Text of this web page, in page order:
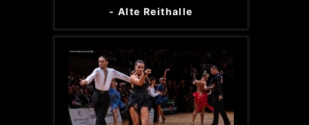
- Alte Reithalle